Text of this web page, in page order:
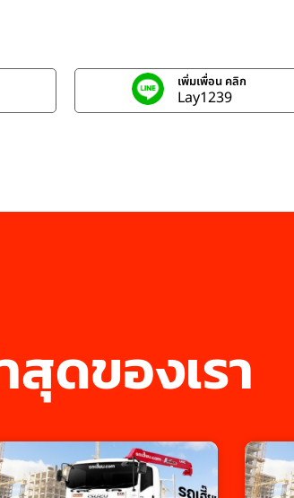
เพิ่มเพื่อน คลิก
Lay1239
ดของเรา